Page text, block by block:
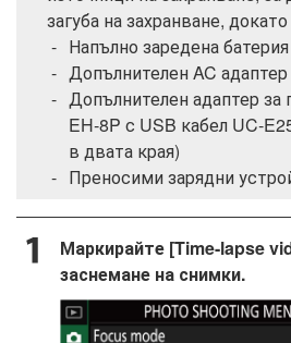
загуба на захранване,
Напълно заредена батерия
Допълнителен AC
Допълнителен адаптер за
EH‑8P с USB кабел
в двата края)
Преносими зарядни
Маркирайте [Time-lapse
заснемане на снимки.